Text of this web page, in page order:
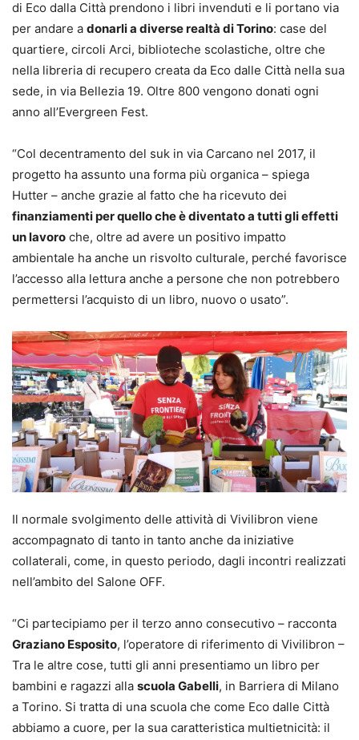
di Eco dalla Città prendono i libri invenduti e li portano via
per andare a donarli a diverse realtà di Torino: case del
quartiere, circoli Arci, biblioteche scolastiche, oltre che
nella libreria di recupero creata da Eco dalle Città nella sua
sede, in via Bellezia 19. Oltre 800 vengono donati ogni
anno all’Evergreen Fest.
“Col decentramento del suk in via Carcano nel 2017, il
progetto ha assunto una forma più organica – spiega
Hutter – anche grazie al fatto che ha ricevuto dei
finanziamenti per quello che è diventato a tutti gli effetti
un lavoro che, oltre ad avere un positivo impatto
ambientale ha anche un risvolto culturale, perché favorisce
l’accesso alla lettura anche a persone che non potrebbero
permettersi l’acquisto di un libro, nuovo o usato”.
Il normale svolgimento delle attività di Vivilibron viene
accompagnato di tanto in tanto anche da iniziative
collaterali, come, in questo periodo, dagli incontri realizzati
nell’ambito del Salone OFF.
“Ci partecipiamo per il terzo anno consecutivo – racconta
Graziano Esposito, l’operatore di riferimento di Vivilibron –
Tra le altre cose, tutti gli anni presentiamo un libro per
bambini e ragazzi alla scuola Gabelli, in Barriera di Milano
a Torino. Si tratta di una scuola che come Eco dalle Città
abbiamo a cuore, per la sua caratteristica multietnicità: il